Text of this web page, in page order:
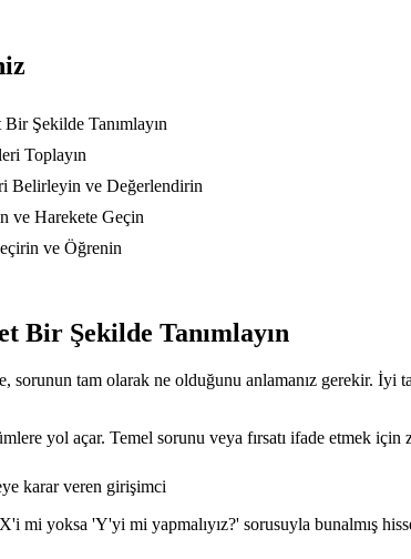
Şekilde Tanımlayın
Toplayın
Belirleyin ve Değerlendirin
ve Harekete Geçin
ve Öğrenin
Bir Şekilde Tanımlayın
sorunun tam olarak ne olduğunu anlamanız gerekir.
yol açar. Temel sorunu veya fırsatı ifade etmek için
karar veren girişimci
mi yoksa 'Y'yi mi yapmalıyız?' sorusuyla bunalmış